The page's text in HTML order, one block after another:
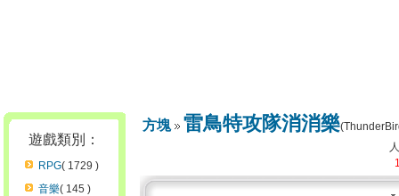
遊戲類別：
RPG( 1729 )
音樂( 145 )
方塊 雷鳥特攻隊消消樂